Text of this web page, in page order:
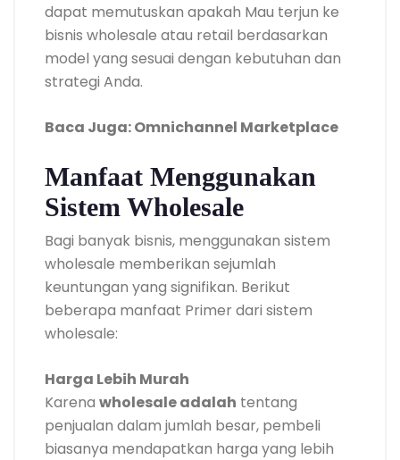
dapat memutuskan apakah Mau terjun ke
bisnis wholesale atau retail berdasarkan
model yang sesuai dengan kebutuhan dan
strategi Anda.
Baca Juga: Omnichannel Marketplace
Manfaat Menggunakan
Sistem Wholesale
Bagi banyak bisnis, menggunakan sistem
wholesale memberikan sejumlah
keuntungan yang signifikan. Berikut
beberapa manfaat Primer dari sistem
wholesale:
Harga Lebih Murah
Karena wholesale adalah tentang
penjualan dalam jumlah besar, pembeli
biasanya mendapatkan harga yang lebih